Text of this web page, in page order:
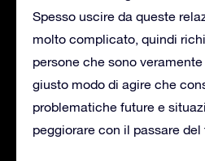
Spesso uscire da queste
molto complicato, quindi
persone che sono
giusto modo di agire che
problematiche future e
peggiorare con il passare del